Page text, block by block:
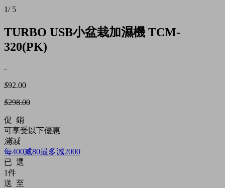
1/ 5
TURBO USB小盆栽加濕機 TCM-
320(PK)
-
$92.00
$298.00
促 銷
可享受以下優惠
滿减
每400减80最多減2000
已 選
1件
送 至